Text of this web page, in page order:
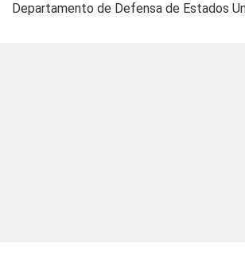
Departamento de Defensa de Estados